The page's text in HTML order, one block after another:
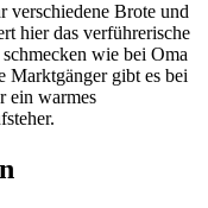
verschiedene Brote und
hier das verführerische
wie bei Oma
Marktgänger gibt es bei
ein warmes